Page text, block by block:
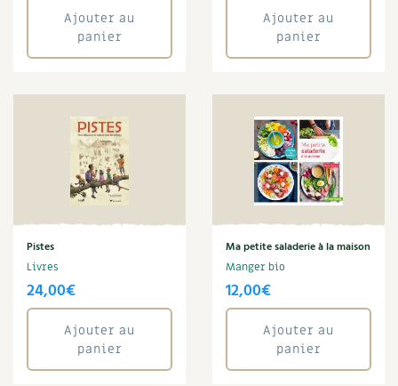
Joseph Chauffrey
Légumes
Macérat
Maladie
Maraîchage
Marc Dufumier
Marie Chioca
Marie-Laure Tombini
Martine Cotinat
Matériaux
Mathilde Magnan
Mauvaise herbe
Maux
Meuble
Microferme
Monde
Ajouter au
panier
Ajouter au
panier
Pistes
Livres
24,00€
Ajouter au
panier
Ma petite saladerie à la maison
Manger bio
12,00€
Ajouter au
panier